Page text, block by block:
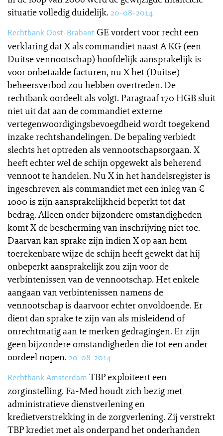
situatie volledig duidelijk. 20-08-2014
Rechtbank Oost-Brabant GE vordert voor recht een
verklaring dat X als commandiet naast A KG (een
Duitse vennootschap) hoofdelijk aansprakelijk is
voor onbetaalde facturen, nu X het (Duitse)
beheersverbod zou hebben overtreden. De
rechtbank oordeelt als volgt. Paragraaf 170 HGB sluit
niet uit dat aan de commandiet externe
vertegenwoordigingsbevoegdheid wordt toegekend
inzake rechtshandelingen. De bepaling verbiedt
slechts het optreden als vennootschapsorgaan. X
heeft echter wel de schijn opgewekt als beherend
vennoot te handelen. Nu X in het handelsregister is
ingeschreven als commandiet met een inleg van €
1000 is zijn aansprakelijkheid beperkt tot dat
bedrag. Alleen onder bijzondere omstandigheden
komt X de bescherming van inschrijving niet toe.
Daarvan kan sprake zijn indien X op aan hem
toerekenbare wijze de schijn heeft gewekt dat hij
onbeperkt aansprakelijk zou zijn voor de
verbintenissen van de vennootschap. Het enkele
aangaan van verbintenissen namens de
vennootschap is daarvoor echter onvoldoende. Er
dient dan sprake te zijn van als misleidend of
onrechtmatig aan te merken gedragingen. Er zijn
geen bijzondere omstandigheden die tot een ander
oordeel nopen. 20-08-2014
Rechtbank Amsterdam TBP exploiteert een
zorginstelling. Fa-Med houdt zich bezig met
administratieve dienstverlening en
kredietverstrekking in de zorgverlening. Zij verstrekt
TBP krediet met als onderpand het onderhanden